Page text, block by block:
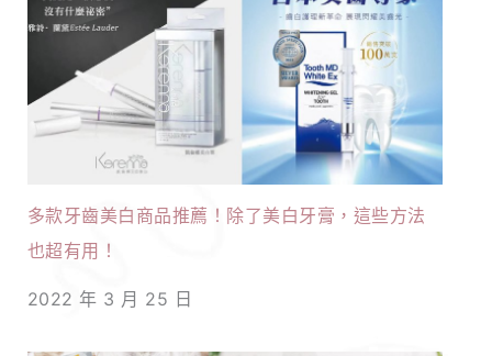
多款牙齒美白商品推薦！除了美白牙膏，這些方法
也超有用！
2022 年 3 月 25 日